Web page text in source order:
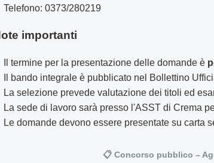
Telefono: 0373/280219
importanti
Il termine per la presentazione delle domande è
Il bando integrale è pubblicato nel Bollettino
La selezione prevede valutazione dei titoli ed
La sede di lavoro sarà presso l'ASST di Crema
Le domande devono essere presentate su carta
📋 Concorso pubblico –